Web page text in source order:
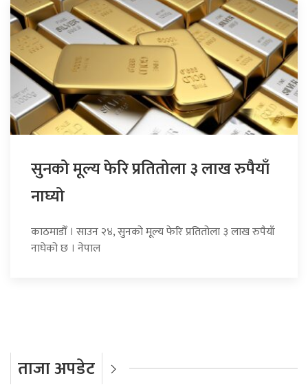
सुनको मूल्य फेरि प्रतितोला ३ लाख रुपैयाँ
नाघ्यो
काठमाडौँ । साउन २४, सुनको मूल्य फेरि प्रतितोला ३ लाख रुपैयाँ
नाघेको छ । नेपाल
ताजा अपडेट